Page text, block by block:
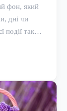
фон, який
дні чи
події так…